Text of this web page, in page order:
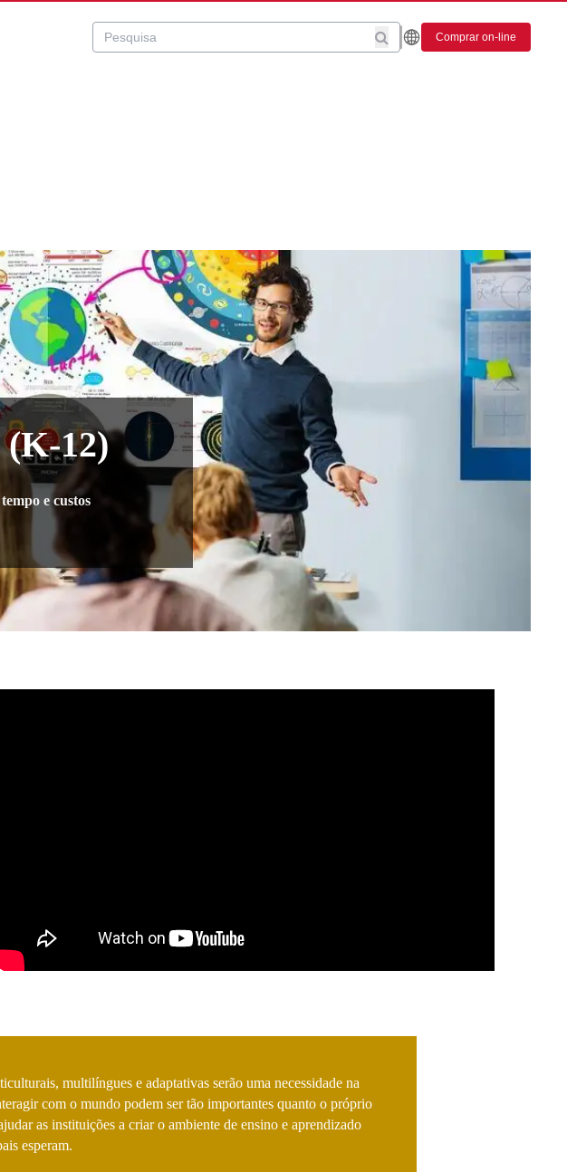
Comprar on-line
(K-12)
e custos
multilíngues e adaptativas serão uma necessidade na
com o mundo podem ser tão importantes quanto o próprio
as instituições a criar o ambiente de ensino e aprendizado
esperam.